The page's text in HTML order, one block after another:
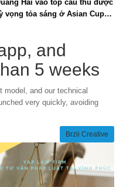
Hải vào top cầu thủ được
vọng tỏa sáng ở Asian Cup
and
5 weeks
and our technical
very quickly, avoiding
Brzii Creative